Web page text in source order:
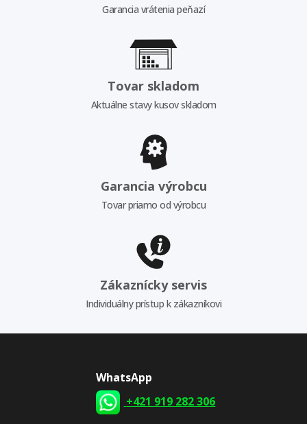
Garancia vrátenia peňazí
Tovar skladom
Aktuálne stavy kusov skladom
Garancia výrobcu
Tovar priamo od výrobcu
Zákaznícky servis
Individuálny prístup k zákazníkovi
WhatsApp
+421 919 282 306